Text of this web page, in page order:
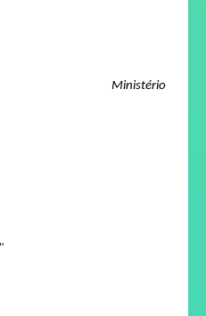
Ministério